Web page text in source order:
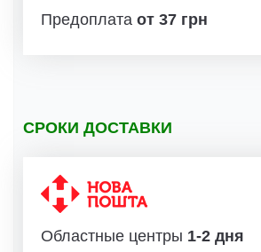
Предоплата от 37 грн
СРОКИ ДОСТАВКИ
Областные центры 1-2 дня